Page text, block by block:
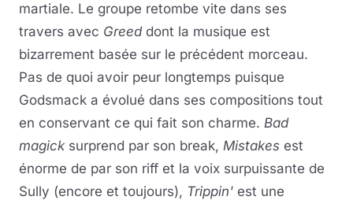
martiale. Le groupe retombe vite dans ses
travers avec Greeddont la musique est
bizarrement basée sur le précédent morceau.
Pas de quoi avoir peur longtemps puisque
Godsmack a évolué dans ses compositions tout
en conservant ce qui fait son charme. Bad
magick surprend par son break, Mistakes est
énorme de par son riff et la voix surpuissante de
Sully (encore et toujours), Trippin' est une